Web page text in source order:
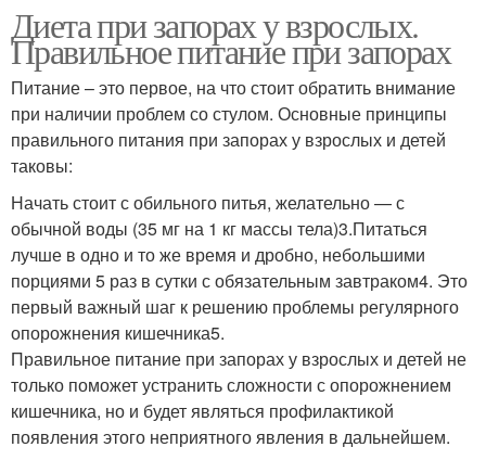
Диета при запорах у взрослых.
Правильное питание при запорах
Питание – это первое, на что стоит обратить внимание
при наличии проблем со стулом. Основные принципы
правильного питания при запорах у взрослых и детей
таковы:
Начать стоит с обильного питья, желательно — с
обычной воды (35 мг на 1 кг массы тела)3.Питаться
лучше в одно и то же время и дробно, небольшими
порциями 5 раз в сутки с обязательным завтраком4. Это
первый важный шаг к решению проблемы регулярного
опорожнения кишечника5.
Правильное питание при запорах у взрослых и детей не
только поможет устранить сложности с опорожнением
кишечника, но и будет являться профилактикой
появления этого неприятного явления в дальнейшем.